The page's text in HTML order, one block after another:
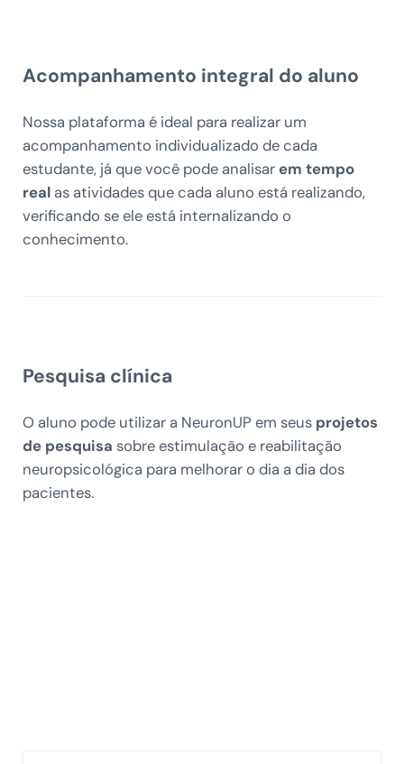
Acompanhamento integral do aluno
Nossa plataforma é ideal para realizar um
acompanhamento individualizado de cada
estudante, já que você pode analisar em tempo
realas atividades que cada aluno está realizando,
verificando se ele está internalizando o
conhecimento.
Pesquisa clínica
O aluno pode utilizar a NeuronUP em seus projetos
de pesquisa sobre estimulação e reabilitação
neuropsicológica para melhorar o dia a dia dos
pacientes.